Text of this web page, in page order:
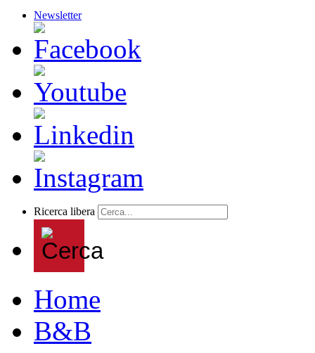
Newsletter
Ricerca libera
Home
B&B